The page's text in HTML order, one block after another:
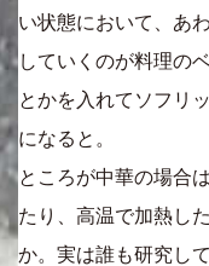
い状態において、あ
していくのが料理の
とかを入れてソフリ
になると。
ところが中華の場合
たり、高温で加熱し
か。実は誰も研究し